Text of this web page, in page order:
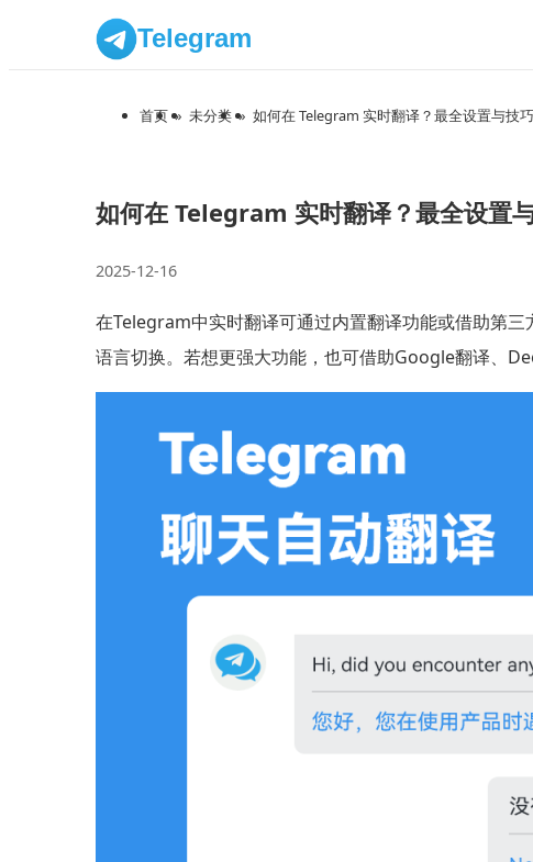
Telegram
首页 » 未分类 » 如何在 Telegram 实时翻译？最全设置与技
如何在 Telegram 实时翻译？最全设置
2025-12-16
在Telegram中实时翻译可通过内置翻译功能或借助第三
语言切换。若想更强大功能，也可借助Google翻译、